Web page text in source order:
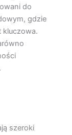
do
gdzie
kluczowa.
szeroki